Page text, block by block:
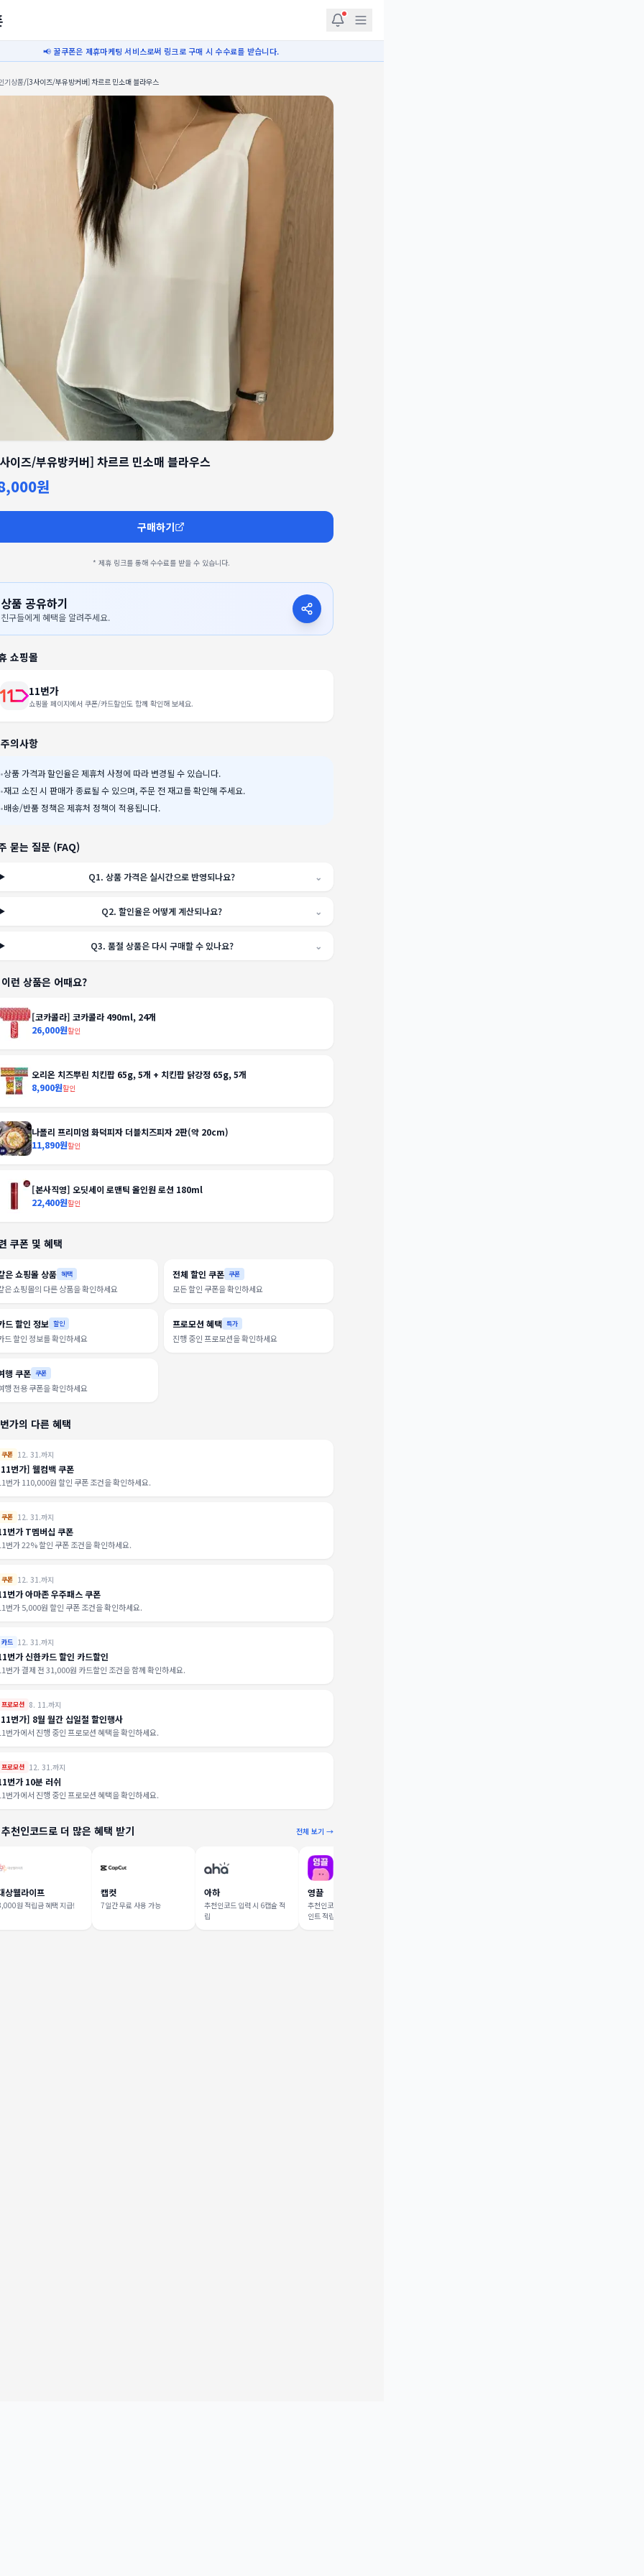
📢 꿀쿠폰은 제휴마케팅 서비스로써 링크로 구매 시 수수료를 받습니다.
기상품/[3사이즈/부유방커버] 차르르 민소매 블라우스
이즈/부유방커버] 차르르 민소매 블라우스
원
구매하기
* 제휴 링크를 통해 수수료를 받을 수 있습니다.
상품 공유하기
친구들에게 혜택을 알려주세요.
쇼핑몰
11번가
쇼핑몰 페이지에서 쿠폰/카드할인도 함께 확인해 보세요.
의사항
•상품 가격과 할인율은 제휴처 사정에 따라 변경될 수 있습니다.
•재고 소진 시 판매가 종료될 수 있으며, 주문 전 재고를 확인해 주세요.
•배송/반품 정책은 제휴처 정책이 적용됩니다.
묻는 질문 (FAQ)
Q1.상품 가격은 실시간으로 반영되나요? ⌄
Q2.할인율은 어떻게 계산되나요? ⌄
Q3. 품절 상품은 다시 구매할 수 있나요? ⌄
런 상품은 어때요?
[코카콜라] 코카콜라 490ml, 24개
26,000원할인
오리온 치즈뿌린 치킨팝 65g, 5개 + 치킨팝 닭강정 65g, 5개
8,900원할인
나폴리 프리미엄 화덕피자 더블치즈피자 2판(약 20cm)
11,890원할인
[본사직영] 오딧세이 로맨틱 올인원 로션 180ml
22,400원할인
쿠폰 및 혜택
은 쇼핑몰 상품 혜택
은 쇼핑몰의 다른 상품을 확인하세요
전체 할인 쿠폰 쿠폰
모든 할인 쿠폰을 확인하세요
드 할인 정보 할인
드 할인 정보를 확인하세요
프로모션 혜택 특가
진행 중인 프로모션을 확인하세요
행 쿠폰 쿠폰
행 전용 쿠폰을 확인하세요
가의 다른 혜택
쿠폰 12. 31.까지
번가] 웰컴백 쿠폰
번가 110,000원 할인 쿠폰 조건을 확인하세요.
쿠폰 12. 31.까지
번가 T멤버십 쿠폰
번가 22% 할인 쿠폰 조건을 확인하세요.
쿠폰 12. 31.까지
번가 아마존 우주패스 쿠폰
번가 5,000원 할인 쿠폰 조건을 확인하세요.
카드 12. 31.까지
번가 신한카드 할인 카드할인
번가 결제 전 31,000원 카드할인 조건을 함께 확인하세요.
프로모션 8. 11.까지
번가] 8월 월간 십일절 할인행사
번가에서 진행 중인 프로모션 혜택을 확인하세요.
프로모션 12. 31.까지
번가 10분 러쉬
번가에서 진행 중인 프로모션 혜택을 확인하세요.
천인코드로 더 많은 혜택 받기 전체 보기 →
상웰라이프
원 적립금 혜택 지급!
캡컷
7일간 무료 사용 가능
아하
추천인코드 입력 시 6캡슐 적
립
영끌
추천인코드 입력 시 1,000 포
인트 적립